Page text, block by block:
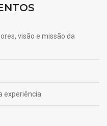
visão e missão da
experiência